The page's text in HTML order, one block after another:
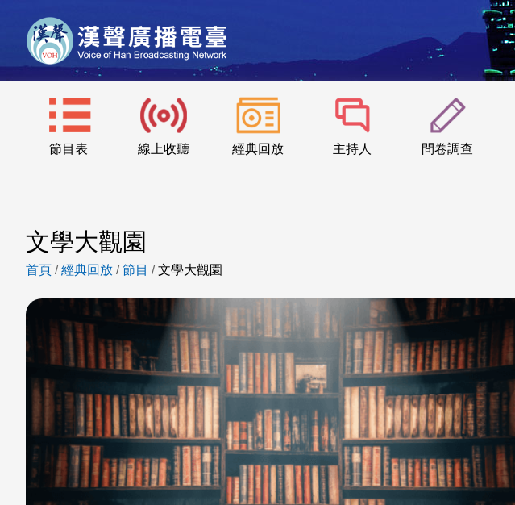
節目表 線上收聽 經典回放 主持人 問卷調查
文學大觀園
首頁 /經典回放 /節目 /文學大觀園